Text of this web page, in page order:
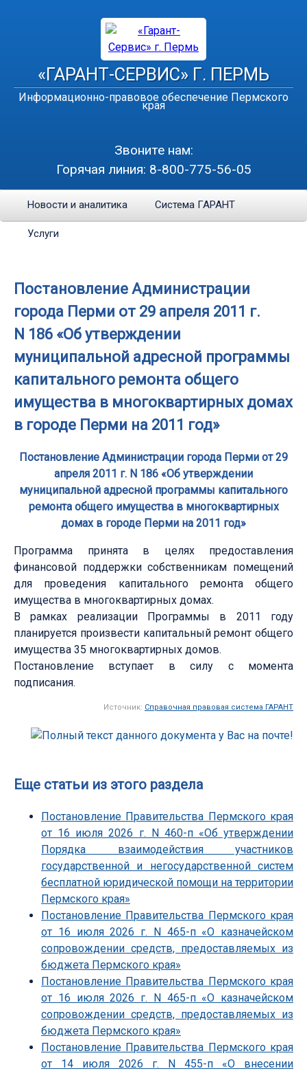
«ГАРАНТ-СЕРВИС» Г. ПЕРМЬ
Информационно-правовое обеспечение Пермского
края
Звоните нам:
Горячая линия: 8-800-775-56-05
Новости и аналитика Система ГАРАНТ
Услуги
Постановление Администрации
города Перми от 29 апреля 2011 г.
N 186 «Об утверждении
муниципальной адресной программы
капитального ремонта общего
имущества в многоквартирных домах
в городе Перми на 2011 год»
Постановление Администрации города Перми от 29
апреля 2011 г. N 186 «Об утверждении
муниципальной адресной программы капитального
ремонта общего имущества в многоквартирных
домах в городе Перми на 2011 год»
Программа принята в целях предоставления
финансовой поддержки собственникам помещений
для проведения капитального ремонта общего
имущества в многоквартирных домах.
В рамках реализации Программы в 2011 году
планируется произвести капитальный ремонт общего
имущества 35 многоквартирных домов.
Постановление вступает в силу с момента
подписания.
Источник: Справочная правовая система ГАРАНТ
Еще статьи из этого раздела
Постановление Правительства Пермского края
от 16 июля 2026 г. N 460-п «Об утверждении
Порядка взаимодействия участников
государственной и негосударственной систем
бесплатной юридической помощи на территории
Пермского края»
Постановление Правительства Пермского края
от 16 июля 2026 г. N 465-п «О казначейском
сопровождении средств, предоставляемых из
бюджета Пермского края»
Постановление Правительства Пермского края
от 16 июля 2026 г. N 465-п «О казначейском
сопровождении средств, предоставляемых из
бюджета Пермского края»
Постановление Правительства Пермского края
от 14 июля 2026 г. N 455-п «О внесении